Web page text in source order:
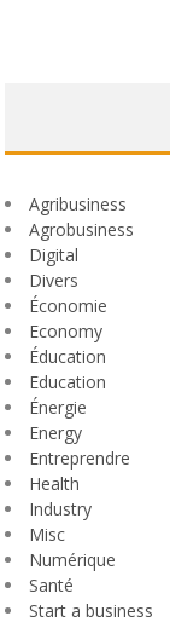
Agribusiness
Agrobusiness
Digital
Divers
Économie
Economy
Éducation
Education
Énergie
Energy
Entreprendre
Health
Industry
Misc
Numérique
Santé
Start a business